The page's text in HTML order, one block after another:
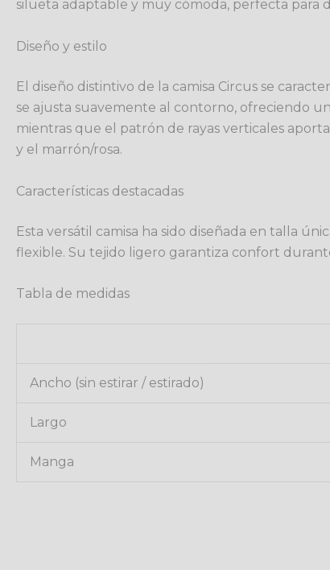
silueta adaptable y muy cómoda, perfecta para
Diseño y estilo
El diseño distintivo de la camisa Circus se
se ajusta suavemente al contorno, ofreciendo
mientras que el patrón de rayas verticales
y el marrón/rosa.
Características destacadas
Esta versátil camisa ha sido diseñada en talla
flexible. Su tejido ligero garantiza confort
Tabla de medidas
Ancho (sin estirar / estirado)
Largo
Manga